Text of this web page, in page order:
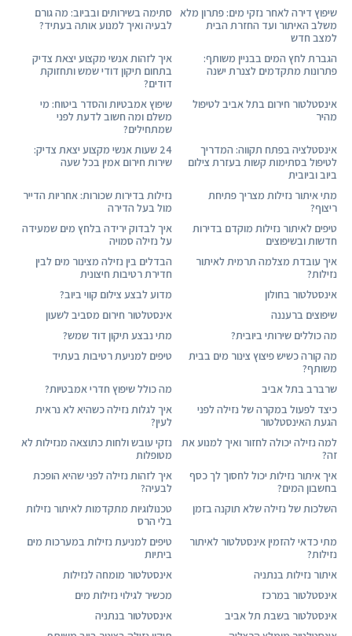
שיפוץ דירה לאחר נזקי מים: פתרון מלא
משלב האיתור ועד החזרת הבית
למצב חדש
סתימה בשירותים ובביוב: מה גורם
לבעיה ואיך למנוע אותה בעתיד?
הגברת לחץ המים בבניין משותף:
פתרונות מתקדמים לצנרת ישנה
איך לזהות אנשי מקצוע יצאת צדיק
בתחום תיקון דודי שמש ותחזוקת
דודים?
אינסטלטור חירום בתל אביב לטיפול
מהיר
שיפוץ אמבטיות והסדר ביטוח: מי
משלם ומה חשוב לדעת לפני
שמתחילים?
אינסטלציה בפתח תקווה: המדריך
לטיפול בסתימות קשות בעזרת צילום
ביוב וביובית
24 שעות אנשי מקצוע יצאת צדיק:
שירות חירום אמין בכל שעה
מתי איתור נזילות מצריך פתיחת
ריצוף?
נזילות בדירות שכורות: אחריות הדייר
מול בעל הדירה
טיפים לאיתור נזילות מוקדם בדירות
חדשות ובשיפוצים
איך לבדוק ירידה בלחץ מים שמעידה
על נזילה סמויה
איך עובדת מצלמה תרמית לאיתור
נזילות?
הבדלים בין נזילה מצינור מים לבין
חדירת רטיבות חיצונית
אינסטלטור בחולון
מדוע לבצע צילום קווי ביוב?
שיפוצים ברעננה
אינסטלטור חירום מסביב לשעון
מה כוללים שירותי ביובית?
מתי נבצע תיקון דוד שמש?
מה קורה כשיש פיצוץ צינור מים בבית
משותף?
טיפים למניעת רטיבות בעתיד
שרברב בתל אביב
מה כולל שיפוץ חדרי אמבטיות?
כיצד לפעול במקרה של נזילה לפני
הגעת האינסטלטור
איך לגלות נזילה כשהיא לא נראית
לעין?
למה נזילה יכולה לחזור ואיך למנוע את
זה?
נזקי עובש ולחות כתוצאה מנזילות לא
מטופלות
איך איתור נזילות יכול לחסוך לך כסף
בחשבון המים?
איך לזהות נזילה לפני שהיא הופכת
לבעיה?
השלכות של נזילה שלא תוקנה בזמן
טכנולוגיות מתקדמות לאיתור נזילות
בלי הרס
מתי כדאי להזמין אינסטלטור לאיתור
נזילות?
טיפים למניעת נזילות במערכות מים
ביתיות
איתור נזילות בנתניה
אינסטלטור מומחה לנזילות
אינסטלטור במרכז
מכשיר לגילוי נזילות מים
אינסטלטור בשבת תל אביב
אינסטלטור בנתניה